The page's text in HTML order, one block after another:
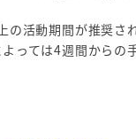
活動期間が推奨
っては4週間からの